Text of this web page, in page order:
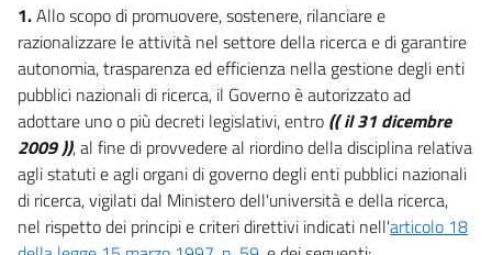
1.Allo scopo di promuovere, sostenere, rilanciare e
razionalizzare le attività nel settore della ricerca e di garantire
autonomia, trasparenza ed efficienza nella gestione degli enti
pubblici nazionali di ricerca, il Governo è autorizzato ad
adottare uno o più decreti legislativi, entro (( il 31 dicembre
2009 )), al fine di provvedere al riordino della disciplina relativa
agli statuti e agli organi di governo degli enti pubblici nazionali
di ricerca, vigilati dal Ministero dell'università e della ricerca,
nel rispetto dei principi e criteri direttivi indicati nell'articolo 18